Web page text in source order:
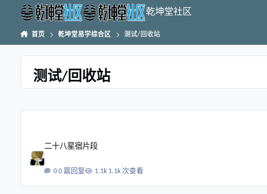
跳转到帖子
乾坤堂社区
首页 乾坤堂易学综合区 测试/回收站
测试/回收站
二十八星宿片段
0 篇回复 1.1k 次查看